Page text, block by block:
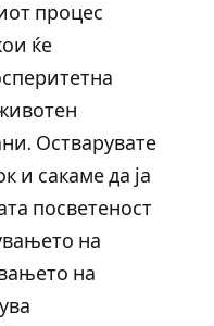
процес
ќе
Остварувате
и сакаме да ја
посветеност
на
на